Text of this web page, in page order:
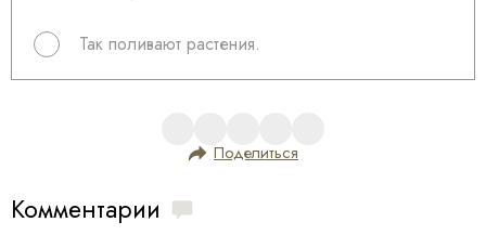
Так поливают растения.
Поделиться
Комментарии